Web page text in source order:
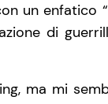
un enfatico
di
ma mi